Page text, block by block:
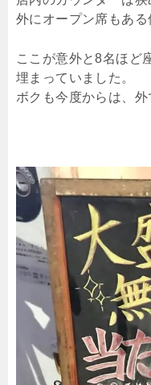
外にオープン席もある
ここが意外と8名ほど
埋まっていました。
ボクも今度からは、